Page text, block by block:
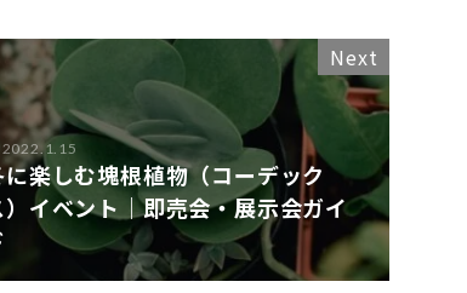
Next
2022.1.15
に楽しむ塊根植物（コーデック
）イベント｜即売会・展示会ガイ